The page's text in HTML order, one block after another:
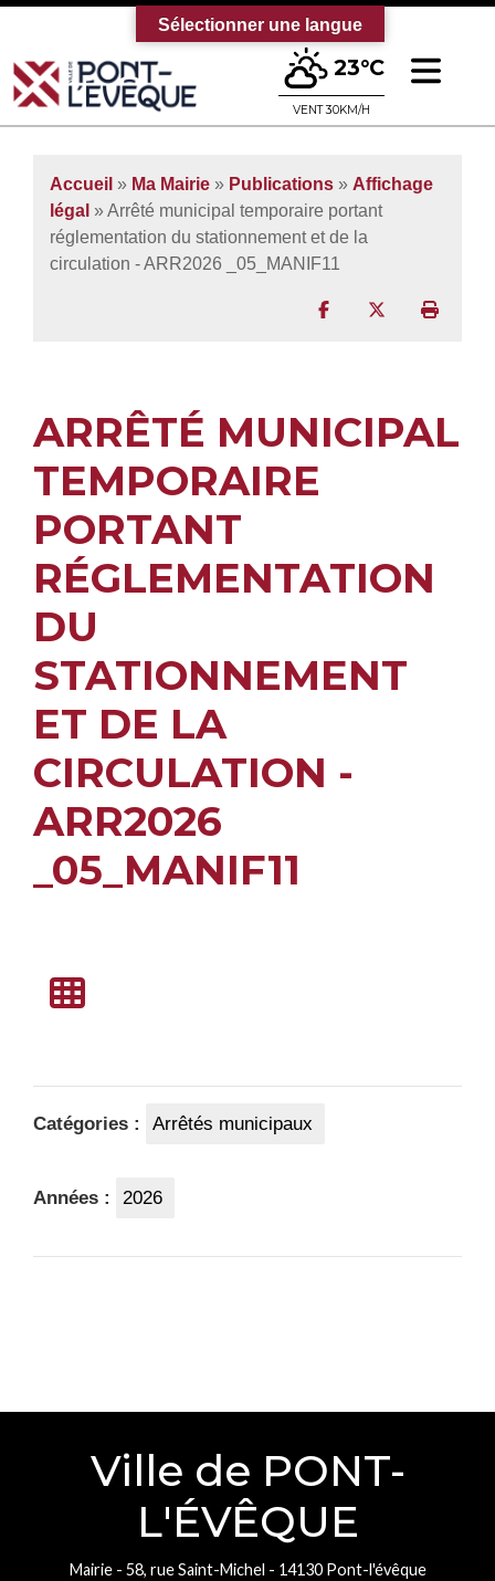
Bienvenue sur le site officiel de la
23°C
VENT 30KM/H
Accueil » Ma Mairie » Publications » Affichage
légal » Arrêté municipal temporaire portant
réglementation du stationnement et de la
circulation - ARR2026 _05_MANIF11
Partager surPartager sur
ARRÊTÉ MUNICIPAL
TEMPORAIRE
PORTANT
RÉGLEMENTATION
DU
STATIONNEMENT
ET DE LA
CIRCULATION -
ARR2026
_05_MANIF11
Catégories : Arrêtés municipaux
Années : 2026
Ville de PONT-
L'ÉVÊQUE
Mairie - 58, rue Saint-Michel - 14130 Pont-l'évêque
Sélectionner une langue